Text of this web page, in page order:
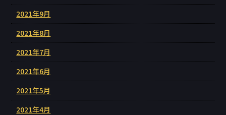
2021年9月
2021年8月
2021年7月
2021年6月
2021年5月
2021年4月